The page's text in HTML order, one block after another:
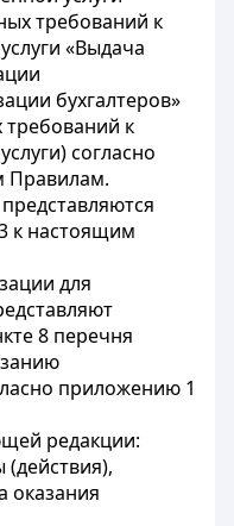
требований к
«Выдача
бухгалтеров»
к
согласно
Правилам.
к настоящим
для
8 перечня
приложению 1
редакции:
оказания